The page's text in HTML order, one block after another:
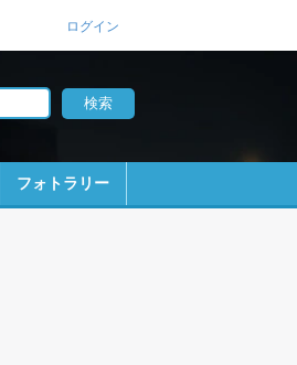
ログイン
フォトラリー